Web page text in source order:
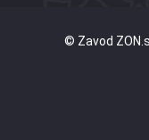
© Zavod